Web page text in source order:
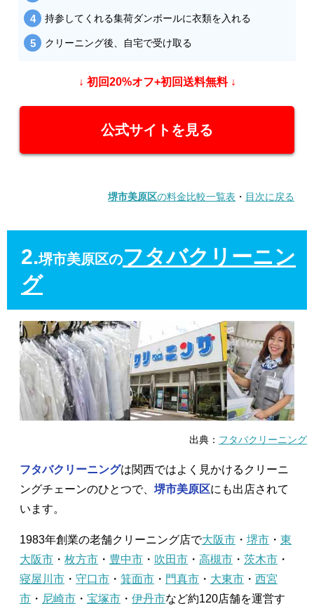
持参してくれる集荷ダンボールに衣類を入れる
クリーニング後、自宅で受け取る
↓ 初回20%オフ+初回送料無料 ↓
公式サイトを見る
堺市美原区の料金比較一覧表 ・ 目次に戻る
2.堺市美原区のフタバクリーニン
グ
出典： フタバクリーニング
フタバクリーニングは関西ではよく見かけるクリーニ
ングチェーンのひとつで、 堺市美原区にも出店されて
います。
1983年創業の老舗クリーニング店で大阪市 ・ 堺市 ・ 東
大阪市 ・ 枚方市 ・ 豊中市 ・ 吹田市 ・ 高槻市 ・ 茨木市 ・
寝屋川市 ・ 守口市 ・ 箕面市 ・ 門真市 ・ 大東市 ・ 西宮
市 ・ 尼崎市 ・ 宝塚市 ・ 伊丹市など約120店舗を運営す